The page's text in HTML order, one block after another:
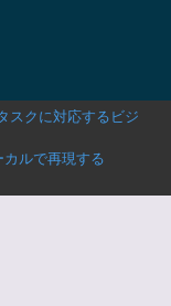
スクに対応するビジ
ルで再現する